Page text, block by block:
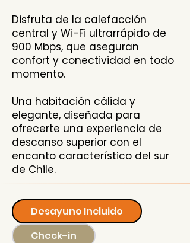
Disfruta de la calefacción
central y Wi-Fi ultrarrápido de
900 Mbps, que aseguran
confort y conectividad en todo
momento.
Una habitación cálida y
elegante, diseñada para
ofrecerte una experiencia de
descanso superior con el
encanto característico del sur
de Chile.
Desayuno Incluido
Check-in